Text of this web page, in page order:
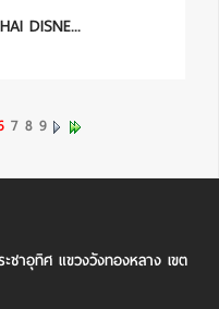
DISNE...
7 8 9
ชาอุทิศ แขวงวังทองหลาง เขต